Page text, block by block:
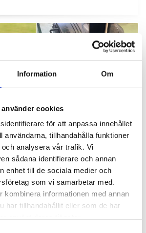
Information Om
cookies
för att anpassa innehållet
användarna, tillhandahålla funktioner
analysera vår trafik. Vi
sådana identifierare och annan
enhet till de sociala medier och
som vi samarbetar med.
kombinera informationen med annan
har tillhandahållit eller som de har
den lilla detaljen som
i vardagen
många mer än bara en plats där
är kontoret, fikarummet och ibland
under långa arbetsdagar....